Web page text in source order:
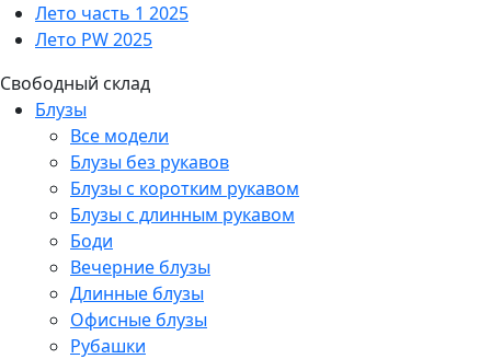
Лето часть 1 2025
Лето PW 2025
Свободный склад
Блузы
Все модели
Блузы без рукавов
Блузы с коротким рукавом
Блузы с длинным рукавом
Боди
Вечерние блузы
Длинные блузы
Офисные блузы
Рубашки